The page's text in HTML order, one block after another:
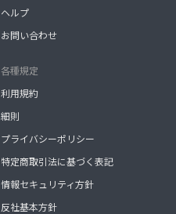
ヘルプ
お問い合わせ
各種規定
利用規約
細則
プライバシーポリシー
特定商取引法に基づく表記
情報セキュリティ方針
反社基本方針